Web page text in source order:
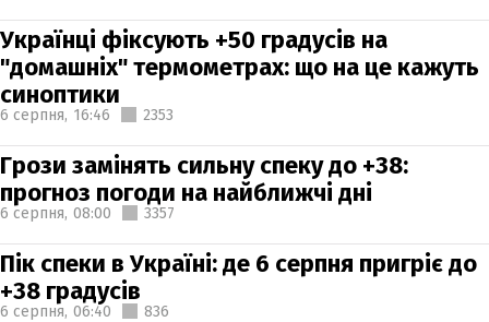
Українці фіксують +50 градусів на
"домашніх" термометрах: що на це кажуть
синоптики
6 серпня, 16:46 2353
Грози замінять сильну спеку до +38:
прогноз погоди на найближчі дні
6 серпня, 08:00 3357
Пік спеки в Україні: де 6 серпня пригріє до
+38 градусів
6 серпня, 06:40 836